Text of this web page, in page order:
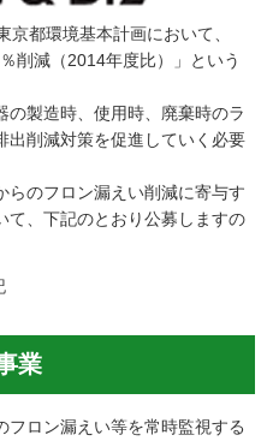
都環境基本計画において、
削減（2014年度比）」という
の製造時、使用時、廃棄時のラ
出削減対策を促進していく必要
らのフロン漏えい削減に寄与す
て、下記のとおり公募しますの
業
ロン漏えい等を常時監視する